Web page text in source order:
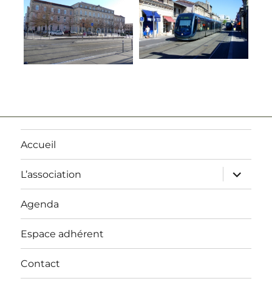
Accueil
L’association
ouvrir
le
sous-
Agenda
Espace adhérent
Contact